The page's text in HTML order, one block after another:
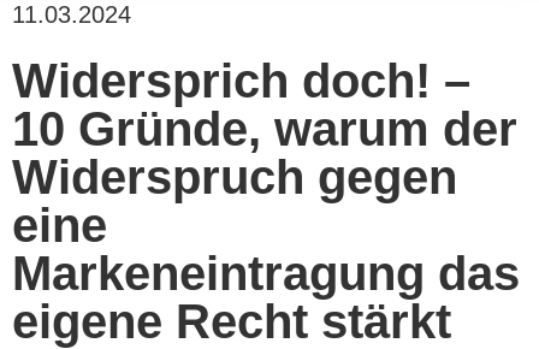
11.03.2024
Widersprich doch! –
10 Gründe, warum der
Widerspruch gegen
eine
Markeneintragung das
eigene Recht stärkt